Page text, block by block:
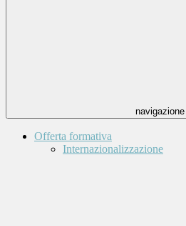
navigazione
Offerta formativa
Internazionalizzazione